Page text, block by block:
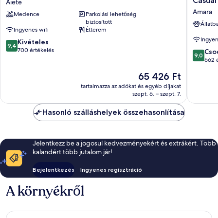
San
Sebastián
Medence
Parkolási lehetőség
biztosított
Ingyenes wifi
Étterem
9.4
ennyiből:
9,4 Kivételes
700 értékelés
Az
ár
65 426 Ft
65 426 Ft
tartalmazza az adókat és egyéb díjakat
szept. 6. – szept. 7.
Olas
San
Hotel
by
Casual
Amara
9.0
9,0
662
Hasonló szálláshelyek összehasonlítása
Jelentkezz be a jogosul kedvezményekért és extrákért. Több
kalandért több jutalom jár!
Bejelentkezés Ingyenes regisztráció
A környékről